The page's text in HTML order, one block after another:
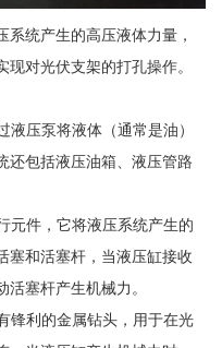
统产生的高压液体力量，
对光伏支架的打孔操作。
压泵将液体（通常是油）
还包括液压油箱、液压管路
元件，它将液压系统产生的
塞和活塞杆，当液压缸接收
塞杆产生机械力。
锋利的金属钻头，用于在光